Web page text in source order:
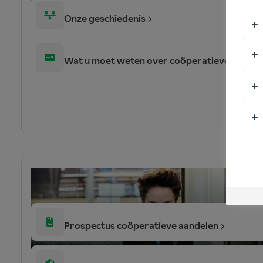
Onze geschiedenis
Wat u moet weten over coöperatieve
Coöperant worden
Prospectus coöperatieve aandelen